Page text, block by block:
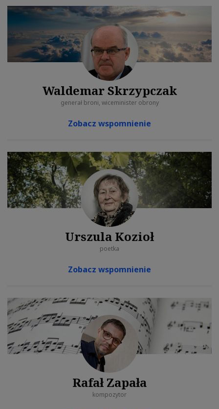
Waldemar Skrzypczak
generał broni, wiceminister obrony
Zobacz wspomnienie
Urszula Kozioł
poetka
Zobacz wspomnienie
Rafał Zapała
kompozytor